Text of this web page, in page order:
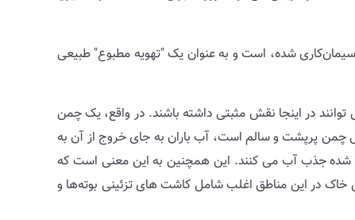
شده، است و به عنوان یک "تهویه مطبوع" طبیعی
در اینجا نقش مثبتی داشته باشند. در واقع، یک چمن
چمن پرپشت و سالم است، آب باران به جای خروج از آن به
نیز می تواند مزایای مثبتی داشته باشد. آنها 20 برابر بیشتر از خاک کشت شده جذب آب می کنند. این همچنین به این معنی است که
خاک در این مناطق اغلب شامل کاشت های تزئینی بوته‌ها و